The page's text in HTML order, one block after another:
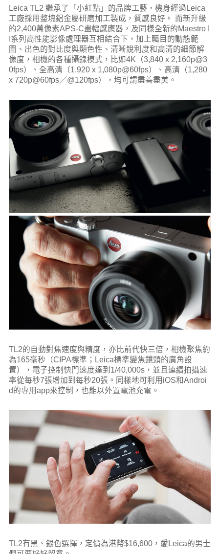
Leica TL2 繼承了「小紅點」的品牌工藝，機身經過Leica
工廠採用整塊鋁金屬研磨加工製成，質感良好。 而新升級
的2,400萬像素APS-C畫幅感應器，及同樣全新的Maestro I
I系列高性能影像處理器互相結合下，加上矚目的動態範
圍、出色的對比度與顯色性、清晰銳利度和高清的細節解
像度，相機的各種攝錄模式，比如4K（3,840 x 2,160p@3
0fps）、全高清（1,920 x 1,080p@60fps）、高清（1,280
x 720p@60fps／@120fps），均可謂盡善盡美。
TL2的自動對焦速度與精度，亦比前代快三倍，相機聚焦約
為165毫秒（CIPA標準；Leica標準變焦鏡頭的廣角設
置），電子控制快門速度達到1/40,000s，並且連續拍攝速
率從每秒7張增加到每秒20張。同樣地可利用iOS和Androi
d的專用app來控制，也能以外置電池充電。
TL2有黑、銀色選擇，定價為港幣$16,600，愛Leica的男士